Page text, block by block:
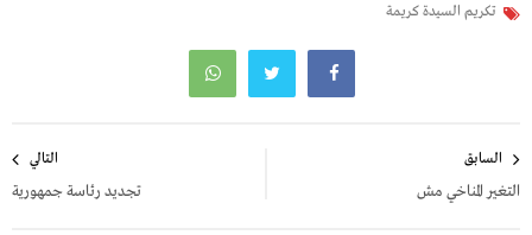
تكريم السيدة كريمة
المقالات
السابق
التغير المناخي مش
التالي
تجديد رئاسة جمهورية